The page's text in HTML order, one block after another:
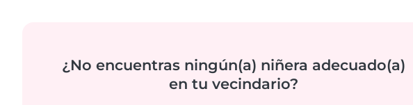
¿No encuentras ningún(a) niñera adecuado(a)
en tu vecindario?